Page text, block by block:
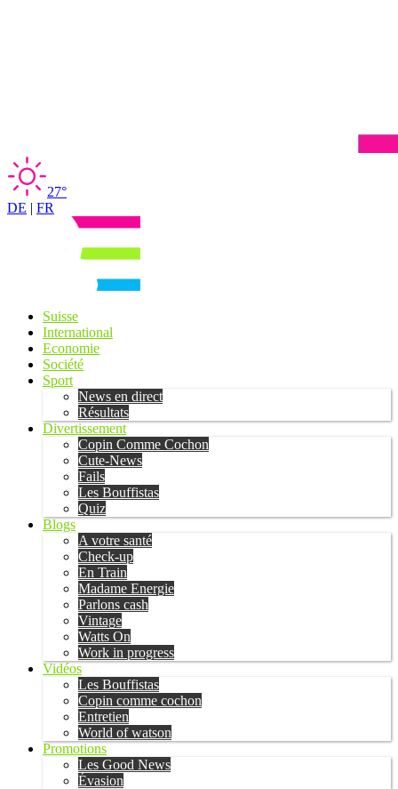
27°
DE | FR
Suisse
International
Economie
Société
Sport
News en direct
Résultats
Divertissement
Copin Comme Cochon
Cute-News
Fails
Les Bouffistas
Quiz
Blogs
A votre santé
Check-up
En Train
Madame Energie
Parlons cash
Vintage
Watts On
Work in progress
Vidéos
Les Bouffistas
Copin comme cochon
Entretien
World of watson
Promotions
Les Good News
Évasion